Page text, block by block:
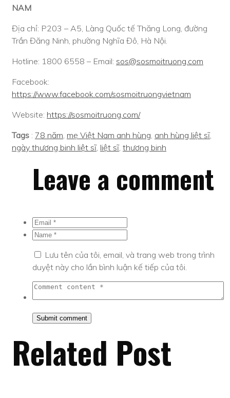
NAM
Địa chỉ: P203 – A5, Làng Quốc tế Thăng Long, đường
Trần Đăng Ninh, phường Nghĩa Đô, Hà Nội.
Hotline: 1800 6558 – Email: sos@sosmoitruong.com
Facebook:
https://www.facebook.com/sosmoitruongvietnam
Website: https://sosmoitruong.com/
Tags : 78 năm, mẹ Việt Nam anh hùng, anh hùng liệt sĩ,
ngày thương binh liệt sĩ, liệt sĩ, thương binh
Leave a comment
Lưu tên của tôi, email, và trang web trong trình
duyệt này cho lần bình luận kế tiếp của tôi.
Related Post